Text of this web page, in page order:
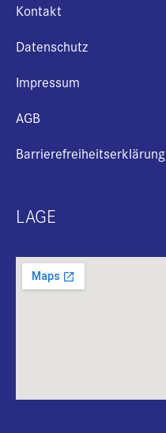
Kontakt
Datenschutz
Impressum
AGB
Barrierefreiheitserklärung
LAGE